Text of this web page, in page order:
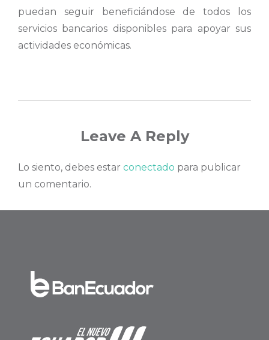
puedan seguir beneficiándose de todos los
servicios bancarios disponibles para apoyar sus
actividades económicas.
Leave A Reply
Lo siento, debes estar conectado para publicar
un comentario.